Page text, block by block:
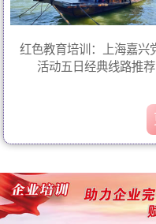
红色教育培训：上海嘉兴
活动五日经典线路推荐